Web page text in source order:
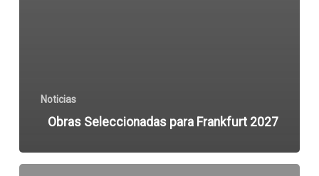
Noticias
Obras Seleccionadas para Frankfurt 2027